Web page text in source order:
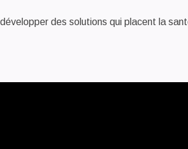
des solutions qui placent la